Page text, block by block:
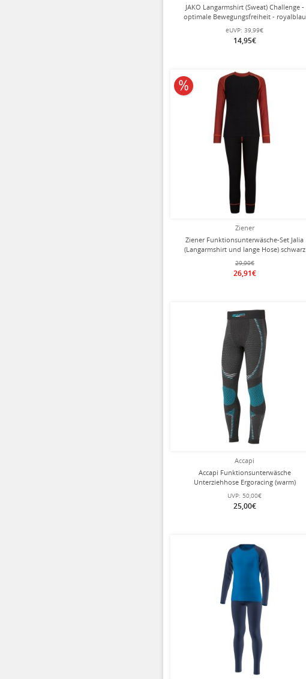
JAKO Langarmshirt (Sweat) Challenge -
optimale Bewegungsfreiheit - royalblau
eUVP: 39,99€
14,95€
Ziener
Ziener Funktionsunterwäsche-Set Jalia
(Langarmshirt und lange Hose) schwarz
29,90€
26,91€
10% reduziert
Accapi
Accapi Funktionsunterwäsche
Unterziehhose Ergoracing (warm)
UVP: 50,00€
25,00€